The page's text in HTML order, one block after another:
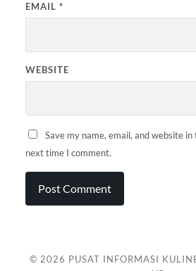
EMAIL *
WEBSITE
Save my name, email, and website
next time I comment.
© 2026 PUSAT INFORMASI